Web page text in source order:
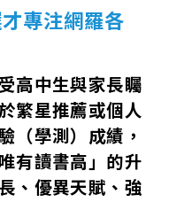
專注網羅各
高中生與家長矚
繁星推薦或個人
（學測）成績，
有讀書高」的升
、優異天賦、強